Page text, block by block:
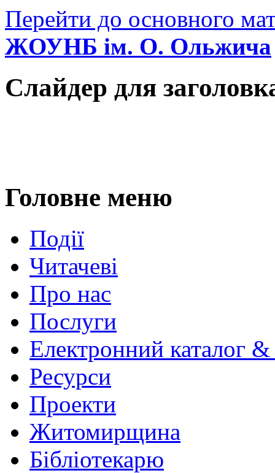
Перейти до основного
ЖОУНБ ім. О. Ольжича
Слайдер для
Головне меню
Події
Читачеві
Про нас
Послуги
Електронний каталог
Ресурси
Проекти
Житомирщина
Бібліотекарю